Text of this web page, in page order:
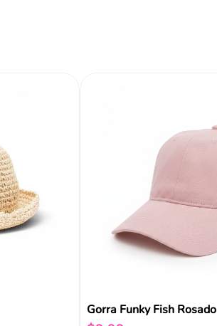
Gorra Funky Fish Rosado